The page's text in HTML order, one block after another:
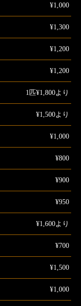
¥1,000
¥1,300
¥1,200
¥1,200
1匹¥1,800より
¥1,500より
¥1,000
¥800
¥900
¥950
¥1,600より
¥700
¥1,500
¥1,000